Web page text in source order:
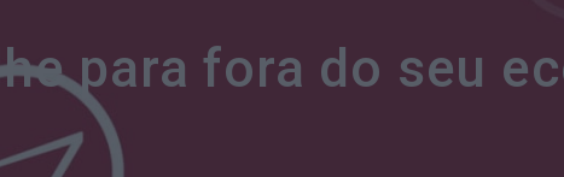
para fora do seu